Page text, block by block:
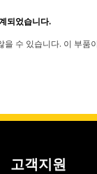
되었습니다.
수 있습니다. 이 부
고객지원